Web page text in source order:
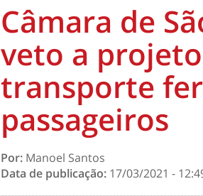
Câmara de
veto a
transporte
passageiros
Por: Manoel Santos
Data de publicação: 17/03/2021 -